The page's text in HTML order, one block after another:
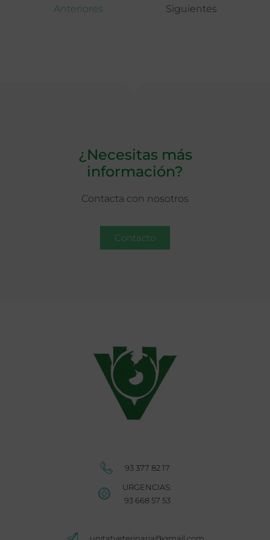
Anteriores Siguientes
¿Necesitas más
información?
Contacta con nosotros
Contacto
93 377 82 17
URGENCIAS:
93 668 57 53